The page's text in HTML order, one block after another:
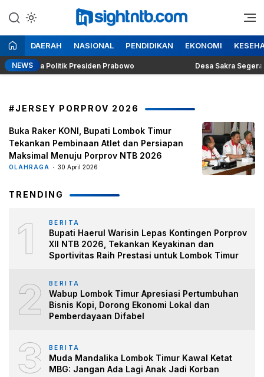
ke
konten
Insight NTB
Berita Seputar NTB
DAERAH NASIONAL PENDIDIKAN EKONOMI
NEWS
Dilema Politik Presiden Prabowo Desa Sakra Segera
#JERSEY PORPROV 2026
Buka Raker KONI, Bupati Lombok Timur
Tekankan Pembinaan Atlet dan Persiapan
Maksimal Menuju Porprov NTB 2026
OLAHRAGA 30 April 2026
TRENDING
1 BERITA
Bupati Haerul Warisin Lepas Kontingen Porprov
XII NTB 2026, Tekankan Keyakinan dan
Sportivitas Raih Prestasi untuk Lombok Timur
2 BERITA
Wabup Lombok Timur Apresiasi Pertumbuhan
Bisnis Kopi, Dorong Ekonomi Lokal dan
Pemberdayaan Difabel
3 BERITA
Muda Mandalika Lombok Timur Kawal Ketat
MBG: Jangan Ada Lagi Anak Jadi Korban